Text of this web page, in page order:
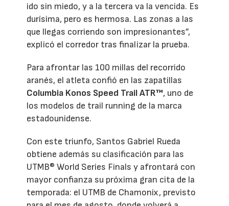
ido sin miedo, y a la tercera va la vencida. Es
durísima, pero es hermosa. Las zonas a las
que llegas corriendo son impresionantes”,
explicó el corredor tras finalizar la prueba.
Para afrontar las 100 millas del recorrido
aranés, el atleta confió en las zapatillas
Columbia Konos Speed Trail ATR™, uno de
los modelos de trail running de la marca
estadounidense.
Con este triunfo, Santos Gabriel Rueda
obtiene además su clasificación para las
UTMB® World Series Finals y afrontará con
mayor confianza su próxima gran cita de la
temporada: el UTMB de Chamonix, previsto